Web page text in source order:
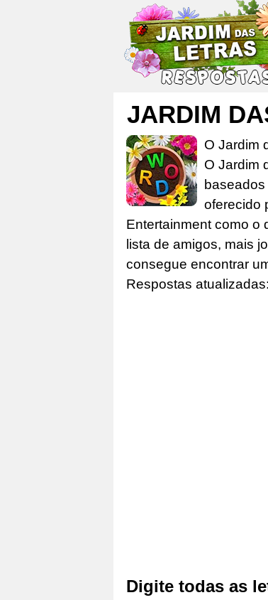
JARDIM
O Jardim
O Jardim
oferecido
Entertainment como o
lista de amigos, mais
consegue encontrar
Respostas
Digite todas as